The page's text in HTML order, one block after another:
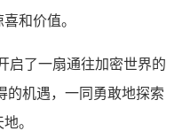
和价值。
启了一扇通往加密世界的
的机遇，一同勇敢地探索
。